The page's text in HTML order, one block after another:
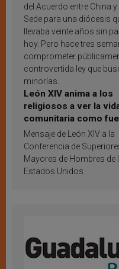
del Acuerdo entre China
Sede para una diócesis
llevaba veinte años sin
hoy. Pero hace tres
comprometer
controvertida ley que
minorías.
León XIV anima a los
religiosos a ver la
comunitaria como
inspiración y
Mensaje de León XIV a la
Conferencia de
Mayores de Hombres de
Estados Unidos